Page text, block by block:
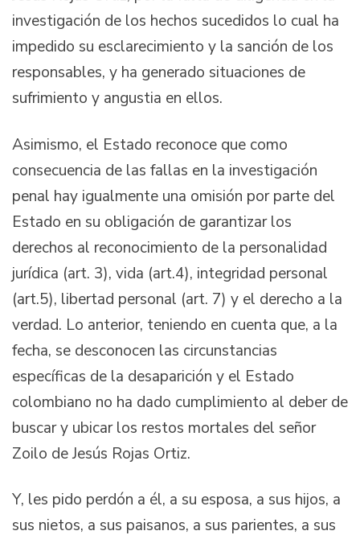
investigación de los hechos sucedidos lo cual ha
impedido su esclarecimiento y la sanción de los
responsables, y ha generado situaciones de
sufrimiento y angustia en ellos.
Asimismo, el Estado reconoce que como
consecuencia de las fallas en la investigación
penal hay igualmente una omisión por parte del
Estado en su obligación de garantizar los
derechos al reconocimiento de la personalidad
jurídica (art. 3), vida (art.4), integridad personal
(art.5), libertad personal (art. 7) y el derecho a la
verdad. Lo anterior, teniendo en cuenta que, a la
fecha, se desconocen las circunstancias
específicas de la desaparición y el Estado
colombiano no ha dado cumplimiento al deber de
buscar y ubicar los restos mortales del señor
Zoilo de Jesús Rojas Ortiz.
Y, les pido perdón a él, a su esposa, a sus hijos, a
sus nietos, a sus paisanos, a sus parientes, a sus